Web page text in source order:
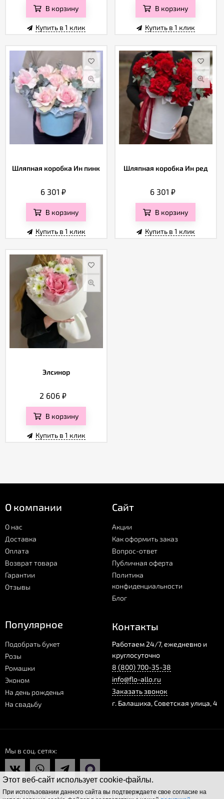
Этот веб-сайт использует cookie-файлы.
При использовании данного сайта вы подтверждаете свое согласие на
В корзину
Купить в 1 клик
В корзину
Купить в 1 клик
Шляпная коробка Ин пинк
6 301 ₽
В корзину
Купить в 1 клик
Шляпная коробка Ин ред
6 301 ₽
В корзину
Купить в 1 клик
Элсинор
2 606₽
В корзину
Купить в 1 клик
О компании
О нас
Доставка
Оплата
Возврат товара
Гарантии
Отзывы
Сайт
Акции
Как оформить заказ
Вопрос-ответ
Публичная оферта
Политика
конфиденциальности
Блог
Популярное
Подобрать букет
Розы
Ромашки
Эконом
На день рожденья
На свадьбу
Контакты
Работаем 24/7, ежедневно и
круглосуточно
8 (800) 700-35-38
info@flo-allo.ru
Заказать звонок
г. Балашиха,Советская улица, 4
Мы в соц. сетях
© 2026 Доставка цветов по всей России Flo-allo.ru